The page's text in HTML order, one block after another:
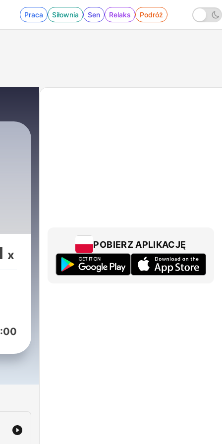
Praca Siłownia Sen Relaks Podróż
x
POBIERZ APLIKACJĘ